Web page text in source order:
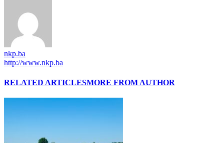
nkp.ba
http://www.nkp.ba
RELATED ARTICLESMORE FROM AUTHOR